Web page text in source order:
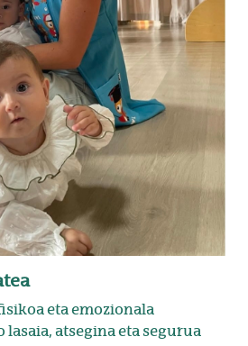
eta emozionala
atsegina eta segurua